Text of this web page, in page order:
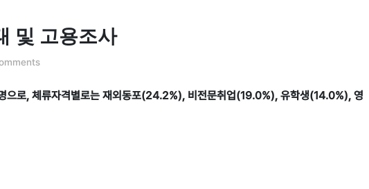
및 고용조사
로, 체류자격별로는 재외동포(24.2%), 비전문취업(19.0%), 유학생(14.0%), 영